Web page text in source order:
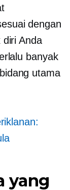
dengan
Anda
banyak
utama
yang